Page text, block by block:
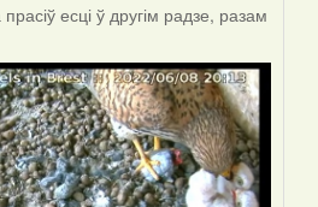
есці ў другім радзе, разам